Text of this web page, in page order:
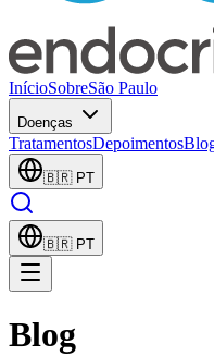
InícioSobreSão Paulo
Doenças
TratamentosDepoimentos
🇧🇷 PT
🇧🇷 PT
Blog